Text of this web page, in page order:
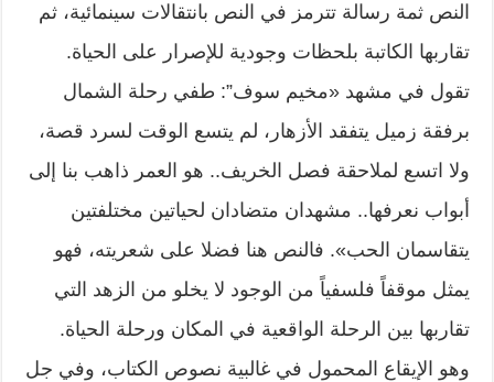
النص ثمة رسالة تترمز في النص بانتقالات سينمائية، ثم
تقاربها الكاتبة بلحظات وجودية للإصرار على الحياة.
تقول في مشهد «مخيم سوف”: طفي رحلة الشمال
برفقة زميل يتفقد الأزهار، لم يتسع الوقت لسرد قصة،
ولا اتسع لملاحقة فصل الخريف.. هو العمر ذاهب بنا إلى
أبواب نعرفها.. مشهدان متضادان لحياتين مختلفتين
يتقاسمان الحب». فالنص هنا فضلا على شعريته، فهو
يمثل موقفاً فلسفياً من الوجود لا يخلو من الزهد التي
تقاربها بين الرحلة الواقعية في المكان ورحلة الحياة.
وهو الإيقاع المحمول في غالبية نصوص الكتاب، وفي جل